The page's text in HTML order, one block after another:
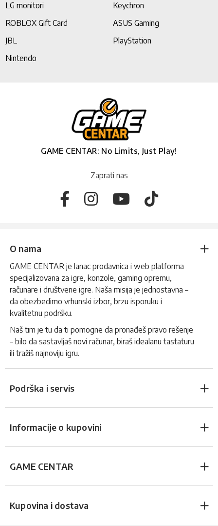
LG monitori
Keychron
ROBLOX Gift Card
ASUS Gaming
JBL
PlayStation
Nintendo
GAME CENTAR: No Limits, Just Play!
Zaprati nas
O nama
GAME CENTAR je lanac prodavnica i web platforma
specijalizovana za igre, konzole, gaming opremu,
računare i društvene igre. Naša misija je jednostavna –
da obezbedimo vrhunski izbor, brzu isporuku i
kvalitetnu podršku.
Naš tim je tu da ti pomogne da pronađeš pravo rešenje
– bilo da sastavljaš novi računar, biraš idealanu tastaturu
ili tražiš najnoviju igru.
Podrška i servis
Informacije o kupovini
GAME CENTAR
Kupovina i dostava